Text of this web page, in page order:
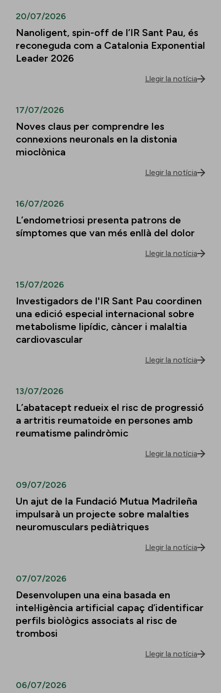
20/07/2026
Nanoligent, spin-off de l’IR Sant Pau, és
reconeguda com a Catalonia Exponential
Leader 2026
Llegir la notícia
17/07/2026
Noves claus per comprendre les
connexions neuronals en la distonia
mioclònica
Llegir la notícia
16/07/2026
L’endometriosi presenta patrons de
símptomes que van més enllà del dolor
Llegir la notícia
15/07/2026
Investigadors de l'IR Sant Pau coordinen
una edició especial internacional sobre
metabolisme lipídic, càncer i malaltia
cardiovascular
Llegir la notícia
13/07/2026
L’abatacept redueix el risc de progressió
a artritis reumatoide en persones amb
reumatisme palindròmic
Llegir la notícia
09/07/2026
Un ajut de la Fundació Mutua Madrileña
impulsarà un projecte sobre malalties
neuromusculars pediàtriques
Llegir la notícia
07/07/2026
Desenvolupen una eina basada en
intel·ligència artificial capaç d’identificar
perfils biològics associats al risc de
trombosi
Llegir la notícia
06/07/2026